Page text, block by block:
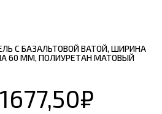
С БАЗАЛЬТОВОЙ ВАТОЙ, ШИРИНА
60 ММ, ПОЛИУРЕТАН МАТОВЫЙ
1677,50₽